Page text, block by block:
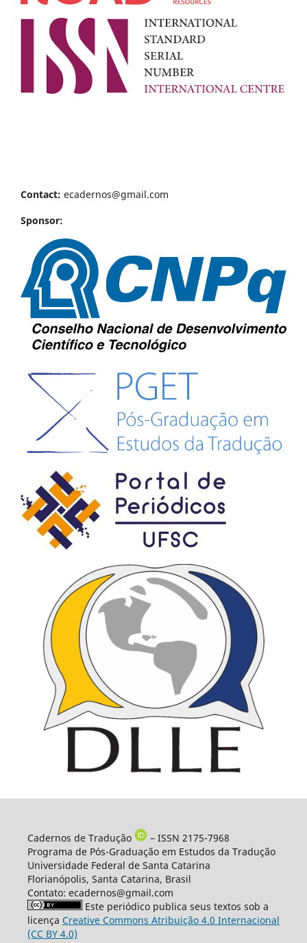
Contact: ecadernos@gmail.com
Sponsor:
Cadernos de Tradução
– ISSN 2175-7968
Programa de Pós-Graduação em Estudos da Tradução
Universidade Federal de Santa Catarina
Florianópolis, Santa Catarina, Brasil
Contato: ecadernos@gmail.com
Este periódico publica seus textos sob a
licença Creative Commons Atribuição 4.0 Internacional
(CC BY 4.0)